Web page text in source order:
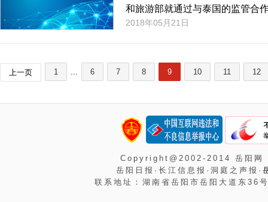
和旅游部就通过与泰国的监管合
情况的出现，出台更为有效、更
2018年05月21日
上一页 1 ... 6 7 8 9 10 11 12
Copyright@2002-2014 岳阳
岳阳日报·长江信息报·洞庭之声报·
联系地址：湖南省岳阳市岳阳大道东